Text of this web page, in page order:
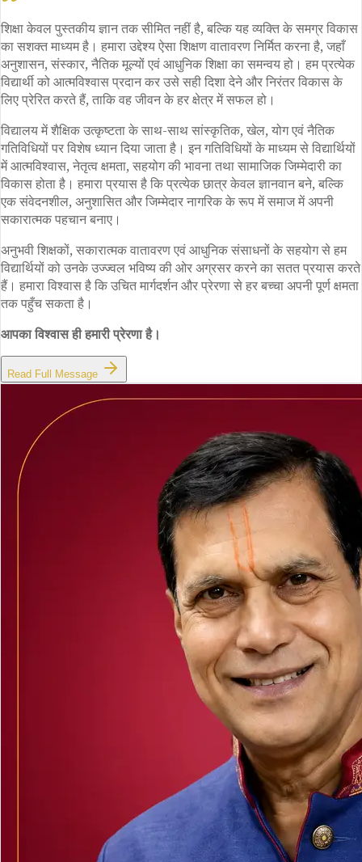
शिक्षा केवल पुस्तकीय ज्ञान तक सीमित नहीं है, बल्कि यह व्यक्ति के समग्र विकास
का सशक्त माध्यम है। हमारा उद्देश्य ऐसा शिक्षण वातावरण निर्मित करना है, जहाँ
अनुशासन, संस्कार, नैतिक मूल्यों एवं आधुनिक शिक्षा का समन्वय हो। हम प्रत्येक
विद्यार्थी को आत्मविश्वास प्रदान कर उसे सही दिशा देने और निरंतर विकास के
लिए प्रेरित करते हैं, ताकि वह जीवन के हर क्षेत्र में सफल हो।
विद्यालय में शैक्षिक उत्कृष्टता के साथ-साथ सांस्कृतिक, खेल, योग एवं नैतिक
गतिविधियों पर विशेष ध्यान दिया जाता है। इन गतिविधियों के माध्यम से विद्यार्थियों
में आत्मविश्वास, नेतृत्व क्षमता, सहयोग की भावना तथा सामाजिक जिम्मेदारी का
विकास होता है। हमारा प्रयास है कि प्रत्येक छात्र केवल ज्ञानवान बने, बल्कि
एक संवेदनशील, अनुशासित और जिम्मेदार नागरिक के रूप में समाज में अपनी
सकारात्मक पहचान बनाए।
अनुभवी शिक्षकों, सकारात्मक वातावरण एवं आधुनिक संसाधनों के सहयोग से हम
विद्यार्थियों को उनके उज्ज्वल भविष्य की ओर अग्रसर करने का सतत प्रयास करते
हैं। हमारा विश्वास है कि उचित मार्गदर्शन और प्रेरणा से हर बच्चा अपनी पूर्ण क्षमता
तक पहुँच सकता है।
आपका विश्वास ही हमारी प्रेरणा है।
Read Full Message